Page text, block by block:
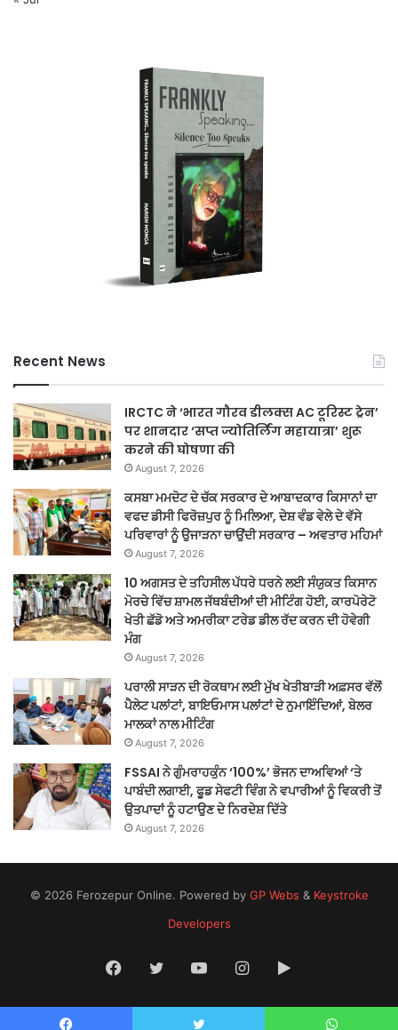
Recent News
IRCTC ने ‘भारत गौरव डीलक्स AC टूरिस्ट ट्रेन’
पर शानदार ‘सप्त ज्योतिर्लिंग महायात्रा’ शुरू
करने की घोषणा की
August 7, 2026
ਕਸਬਾ ਮਮਦੋਟ ਦੇ ਚੱਕ ਸਰਕਾਰ ਦੇ ਆਬਾਦਕਾਰ ਕਿਸਾਨਾਂ ਦਾ
ਵਫਦ ਡੀਸੀ ਫਿਰੋਜ਼ਪੁਰ ਨੂੰ ਮਿਲਿਆ, ਦੇਸ਼ ਵੰਡ ਵੇਲੇ ਦੇ ਵੱਸੇ
ਪਰਿਵਾਰਾਂ ਨੂੰ ਉਜਾੜਨਾ ਚਾਉਂਦੀ ਸਰਕਾਰ – ਅਵਤਾਰ ਮਹਿਮਾਂ
August 7, 2026
10 ਅਗਸਤ ਦੇ ਤਹਿਸੀਲ ਪੱਧਰੇ ਧਰਨੇ ਲਈ ਸੰਯੁਕਤ ਕਿਸਾਨ
ਮੋਰਚੇ ਵਿੱਚ ਸ਼ਾਮਲ ਜੱਥਬੰਦੀਆਂ ਦੀ ਮੀਟਿੰਗ ਹੋਈ, ਕਾਰਪੋਰੇਟੋ
ਖੇਤੀ ਛੱਡੋ ਅਤੇ ਅਮਰੀਕਾ ਟਰੇਡ ਡੀਲ ਰੱਦ ਕਰਨ ਦੀ ਹੋਵੇਗੀ
ਮੰਗ
August 7, 2026
ਪਰਾਲੀ ਸਾੜਨ ਦੀ ਰੋਕਥਾਮ ਲਈ ਮੁੱਖ ਖੇਤੀਬਾੜੀ ਅਫ਼ਸਰ ਵੱਲੋਂ
ਪੈਲੇਟ ਪਲਾਂਟਾਂ, ਬਾਇਓਮਾਸ ਪਲਾਂਟਾਂ ਦੇ ਨੁਮਾਇੰਦਿਆਂ, ਬੇਲਰ
ਮਾਲਕਾਂ ਨਾਲ ਮੀਟਿੰਗ
August 7, 2026
FSSAI ਨੇ ਗੁੰਮਰਾਹਕੁੰਨ ‘100%’ ਭੋਜਨ ਦਾਅਵਿਆਂ ‘ਤੇ
ਪਾਬੰਦੀ ਲਗਾਈ, ਫੂਡ ਸੇਫਟੀ ਵਿੰਗ ਨੇ ਵਪਾਰੀਆਂ ਨੂੰ ਵਿਕਰੀ ਤੋਂ
ਉਤਪਾਦਾਂ ਨੂੰ ਹਟਾਉਣ ਦੇ ਨਿਰਦੇਸ਼ ਦਿੱਤੇ
August 7, 2026
© 2026 Ferozepur Online. Powered by GP Webs & Keystroke
Developers
Facebook
TwitterYouTubeInstagram
Google
Play